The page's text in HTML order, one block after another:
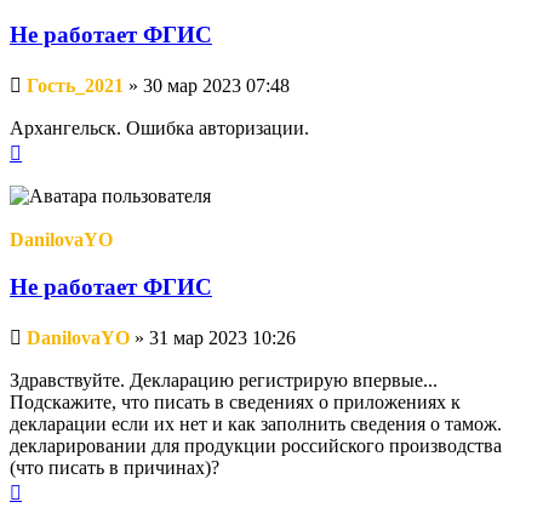
Не работает ФГИС
Непрочитанное
сообщение
Гость_2021 » 30 мар 2023 07:48
Архангельск. Ошибка авторизации.
началу
DanilovaYO
Не работает ФГИС
Непрочитанное
DanilovaYO » 31 мар 2023 10:26
Здравствуйте. Декларацию регистрирую впервые...
Подскажите, что писать в сведениях о приложениях к
декларации если их нет и как заполнить сведения о тамож.
декларировании для продукции российского производства
(что писать в причинах)?